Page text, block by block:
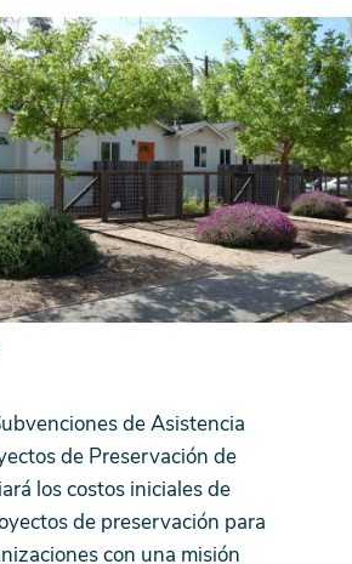
de Asistencia
de Preservación de
los costos iniciales de
de preservación para
con una misión